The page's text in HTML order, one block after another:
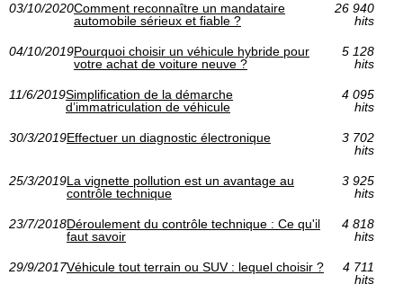
03/10/2020Comment reconnaître un mandataire
automobile sérieux et fiable ?
26 940
hits
04/10/2019Pourquoi choisir un véhicule hybride pour
votre achat de voiture neuve ?
5 128
hits
11/6/2019Simplification de la démarche
d’immatriculation de véhicule
4 095
hits
30/3/2019Effectuer un diagnostic électronique
3 702
hits
25/3/2019La vignette pollution est un avantage au
contrôle technique
3 925
hits
23/7/2018Déroulement du contrôle technique : Ce qu'il
faut savoir
4 818
hits
29/9/2017Véhicule tout terrain ou SUV : lequel choisir ?
4 711
hits